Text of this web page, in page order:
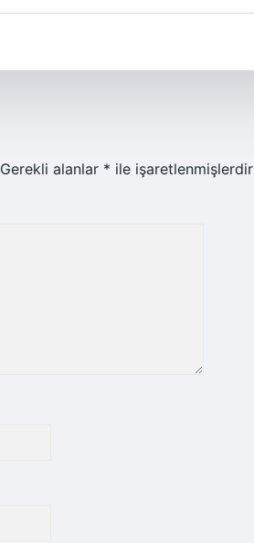
Gerekli alanlar * ile işaretlenmişlerdir